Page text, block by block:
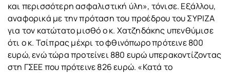
και περισσότερη ασφαλιστική ύλη», τόνισε. Εξάλλου,
αναφορικά με την πρόταση του προέδρου του ΣΥΡΙΖΑ
για τον κατώτατο μισθό ο κ. Χατζηδάκης υπενθύμισε
ότι ο κ. Τσίπρας μέχρι το φθινόπωρο πρότεινε 800
ευρώ, ενώ τώρα προτείνει 880 ευρώ υπερακοντίζοντας
στη ΓΣΕΕ που πρότεινε 826 ευρώ. «Κατά το